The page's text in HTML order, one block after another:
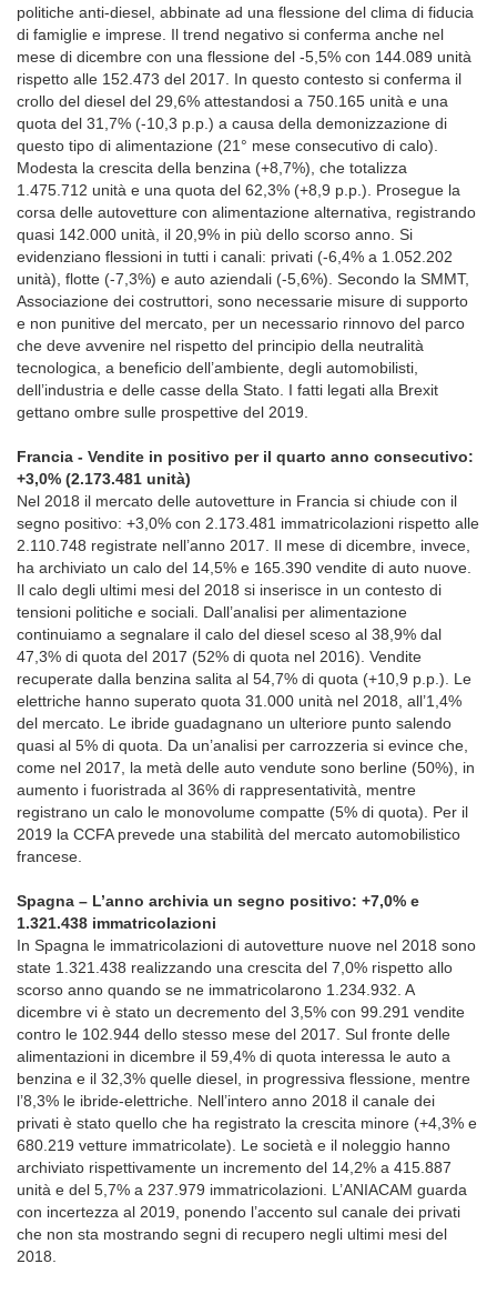
politiche anti-diesel, abbinate ad una flessione del clima di fiducia
di famiglie e imprese. Il trend negativo si conferma anche nel
mese di dicembre con una flessione del -5,5% con 144.089 unità
rispetto alle 152.473 del 2017. In questo contesto si conferma il
crollo del diesel del 29,6% attestandosi a 750.165 unità e una
quota del 31,7% (-10,3 p.p.) a causa della demonizzazione di
questo tipo di alimentazione (21° mese consecutivo di calo).
Modesta la crescita della benzina (+8,7%), che totalizza
1.475.712 unità e una quota del 62,3% (+8,9 p.p.). Prosegue la
corsa delle autovetture con alimentazione alternativa, registrando
quasi 142.000 unità, il 20,9% in più dello scorso anno. Si
evidenziano flessioni in tutti i canali: privati (-6,4% a 1.052.202
unità), flotte (-7,3%) e auto aziendali (-5,6%). Secondo la SMMT,
Associazione dei costruttori, sono necessarie misure di supporto
e non punitive del mercato, per un necessario rinnovo del parco
che deve avvenire nel rispetto del principio della neutralità
tecnologica, a beneficio dell’ambiente, degli automobilisti,
dell’industria e delle casse della Stato. I fatti legati alla Brexit
gettano ombre sulle prospettive del 2019.
Francia - Vendite in positivo per il quarto anno consecutivo:
+3,0% (2.173.481 unità)
Nel 2018 il mercato delle autovetture in Francia si chiude con il
segno positivo: +3,0% con 2.173.481 immatricolazioni rispetto alle
2.110.748 registrate nell’anno 2017. Il mese di dicembre, invece,
ha archiviato un calo del 14,5% e 165.390 vendite di auto nuove.
Il calo degli ultimi mesi del 2018 si inserisce in un contesto di
tensioni politiche e sociali. Dall’analisi per alimentazione
continuiamo a segnalare il calo del diesel sceso al 38,9% dal
47,3% di quota del 2017 (52% di quota nel 2016). Vendite
recuperate dalla benzina salita al 54,7% di quota (+10,9 p.p.). Le
elettriche hanno superato quota 31.000 unità nel 2018, all’1,4%
del mercato. Le ibride guadagnano un ulteriore punto salendo
quasi al 5% di quota. Da un’analisi per carrozzeria si evince che,
come nel 2017, la metà delle auto vendute sono berline (50%), in
aumento i fuoristrada al 36% di rappresentatività, mentre
registrano un calo le monovolume compatte (5% di quota). Per il
2019 la CCFA prevede una stabilità del mercato automobilistico
francese.
Spagna – L’anno archivia un segno positivo: +7,0% e
1.321.438 immatricolazioni
In Spagna le immatricolazioni di autovetture nuove nel 2018 sono
state 1.321.438 realizzando una crescita del 7,0% rispetto allo
scorso anno quando se ne immatricolarono 1.234.932. A
dicembre vi è stato un decremento del 3,5% con 99.291 vendite
contro le 102.944 dello stesso mese del 2017. Sul fronte delle
alimentazioni in dicembre il 59,4% di quota interessa le auto a
benzina e il 32,3% quelle diesel, in progressiva flessione, mentre
l’8,3% le ibride-elettriche. Nell’intero anno 2018 il canale dei
privati è stato quello che ha registrato la crescita minore (+4,3% e
680.219 vetture immatricolate). Le società e il noleggio hanno
archiviato rispettivamente un incremento del 14,2% a 415.887
unità e del 5,7% a 237.979 immatricolazioni. L’ANIACAM guarda
con incertezza al 2019, ponendo l’accento sul canale dei privati
che non sta mostrando segni di recupero negli ultimi mesi del
2018.